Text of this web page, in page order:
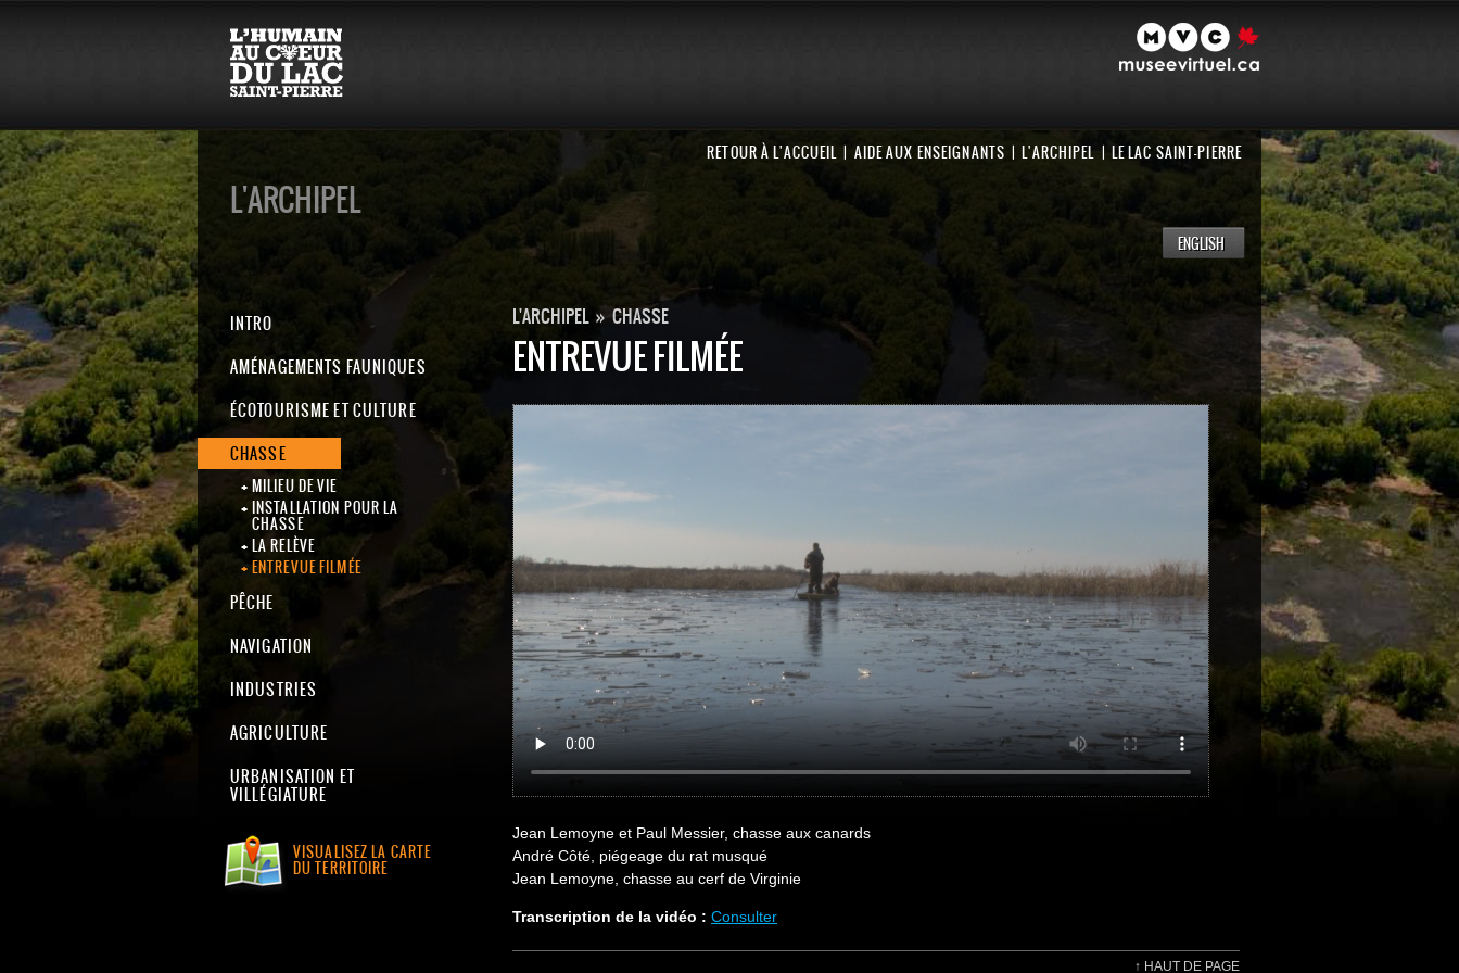
ENGLISH
RETOUR À L'ACCUEIL AIDE AUX ENSEIGNANTS L'ARCHIPEL LE LAC SAINT-PIERRE
L'ARCHIPEL
INTRO
AMÉNAGEMENTS FAUNIQUES
ÉCOTOURISME ET CULTURE
CHASSE
MILIEU DE VIE
INSTALLATION POUR LA
CHASSE
LA RELÈVE
ENTREVUE FILMÉE
PÊCHE
NAVIGATION
INDUSTRIES
AGRICULTURE
URBANISATION ET
VILLÉGIATURE
VISUALISEZ LA CARTE
DU TERRITOIRE
L'ARCHIPEL » CHASSE
ENTREVUE FILMÉE
Jean Lemoyne et Paul Messier, chasse aux canards
André Côté, piégeage du rat musqué
Jean Lemoyne, chasse au cerf de Virginie
Transcription de la vidéo : Consulter
↑ HAUT DE PAGE